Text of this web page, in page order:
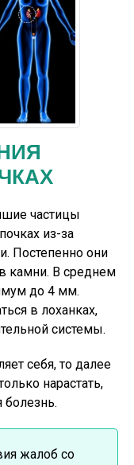
частицы
из-за
Постепенно они
камни. В среднем
до 4 мм.
в лоханках,
системы.
себя, то далее
нарастать,
болезнь.
жалоб со